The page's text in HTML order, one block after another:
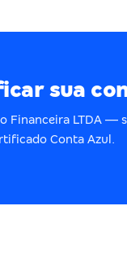
sua
Financeira LTDA —
Conta Azul.